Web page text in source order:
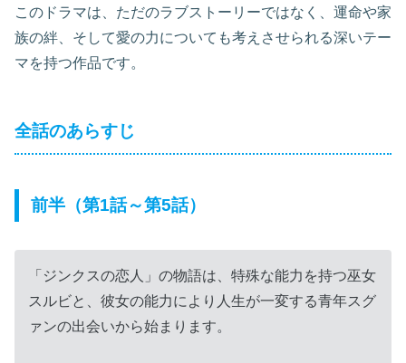
このドラマは、ただのラブストーリーではなく、運命や家
族の絆、そして愛の力についても考えさせられる深いテー
マを持つ作品です。
全話のあらすじ
前半（第1話～第5話）
「ジンクスの恋人」の物語は、特殊な能力を持つ巫女
スルビと、彼女の能力により人生が一変する青年スグ
ァンの出会いから始まります。